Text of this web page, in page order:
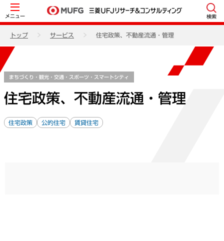
メニュー 検索
トップ サービス 住宅政策、不動産流通・管理
まちづくり・観光・交通・スポーツ・スマートシティ
住宅政策、不動産流通・管理
住宅政策 公的住宅 賃貸住宅